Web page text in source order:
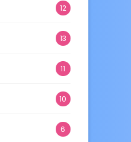
12
13
11
10
6